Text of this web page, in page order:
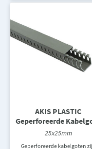
AKIS PLASTIC
Geperforeerde
25x25mm
Geperforeerde kabelgoten